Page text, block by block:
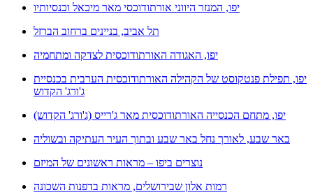
יפו, המנזר היווני אורתודוכסי מאר מיכאל וכנסיותיו
תל אביב, בניינים ברחוב הברזל
יפו, האגודה האורתודוכסית לצדקה ומתחמיה
יפו, תפילת פנטקוסט של הקהילה האורתודוכסית הערבית בכנסיית
ג'ורג' הקדוש
יפו, מתחם הכנסייה האורתודוכסית מאר ג'רייס (ג'ורג' הקדוש)
באר שבע, לאורך נחל באר שבע ובתוך העיר העתיקה ובשוליה
נוצרים ביפו – מראות ראשונים של המיזם
רמות אלון שבירושלים, מראות בדפנות השכונה